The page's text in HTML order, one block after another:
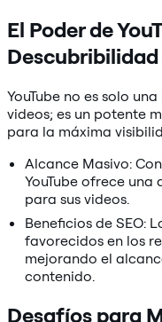
El Poder de
Descubribilidad
YouTube no es solo
videos; es un potente
para la máxima
Alcance Masivo:
YouTube ofrece
para sus videos.
Beneficios de SEO:
favorecidos en los
mejorando el
contenido.
Desafíos para